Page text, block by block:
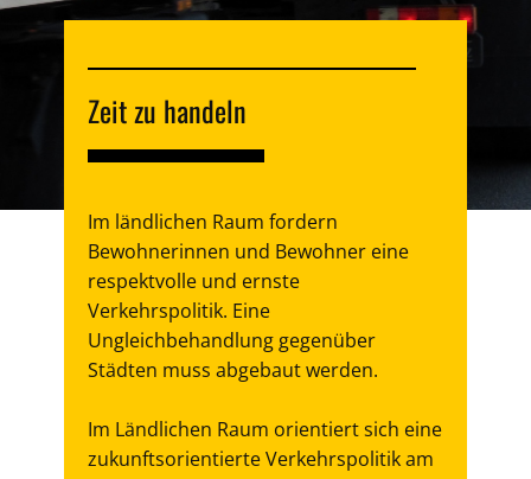
Zeit zu handeln
Im ländlichen Raum fordern
Bewohnerinnen und Bewohner eine
respektvolle und ernste
Verkehrspolitik. Eine
Ungleichbehandlung gegenüber
Städten muss abgebaut werden.
Im Ländlichen Raum orientiert sich eine
zukunftsorientierte Verkehrspolitik am